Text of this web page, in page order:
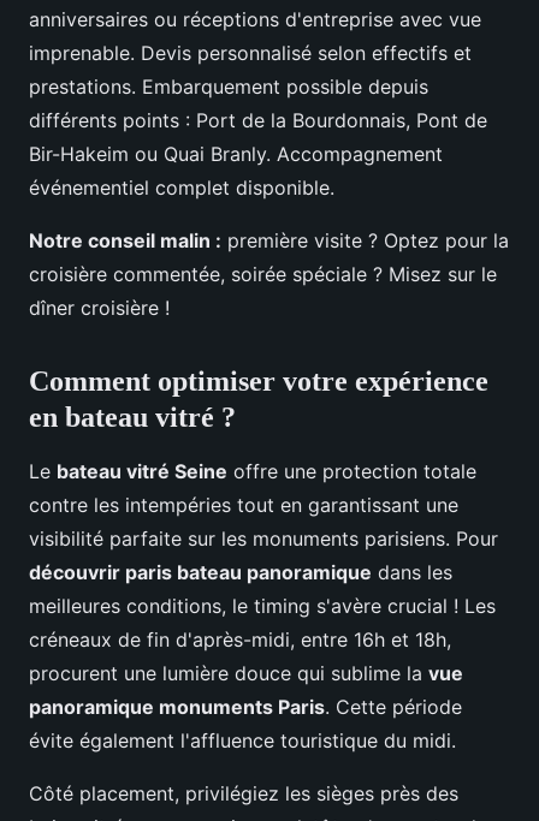
anniversaires ou réceptions d'entreprise avec vue
imprenable. Devis personnalisé selon effectifs et
prestations. Embarquement possible depuis
différents points : Port de la Bourdonnais, Pont de
Bir-Hakeim ou Quai Branly. Accompagnement
événementiel complet disponible.
Notre conseil malin : première visite ? Optez pour la
croisière commentée, soirée spéciale ? Misez sur le
dîner croisière !
Comment optimiser votre expérience
en bateau vitré ?
Le bateau vitré Seine offre une protection totale
contre les intempéries tout en garantissant une
visibilité parfaite sur les monuments parisiens. Pour
découvrir paris bateau panoramique dans les
meilleures conditions, le timing s'avère crucial ! Les
créneaux de fin d'après-midi, entre 16h et 18h,
procurent une lumière douce qui sublime la vue
panoramique monuments Paris. Cette période
évite également l'affluence touristique du midi.
Côté placement, privilégiez les sièges près des